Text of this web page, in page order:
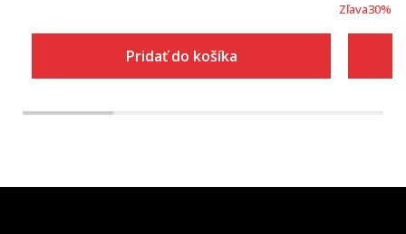
Pridať do košíka
Zľava30%